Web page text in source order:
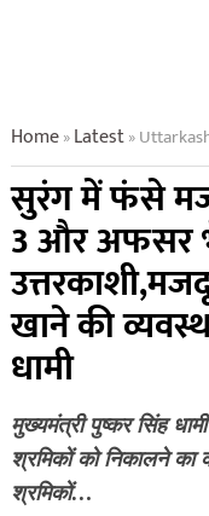
Home»Latest»Uttarkashi Sent Three More
सुरंग में फंसे
3 और अफसर
खाने की
धामी
मुख्यमंत्री पुष्कर सिंह
श्रमिकों को निकालने
श्रमिकों…